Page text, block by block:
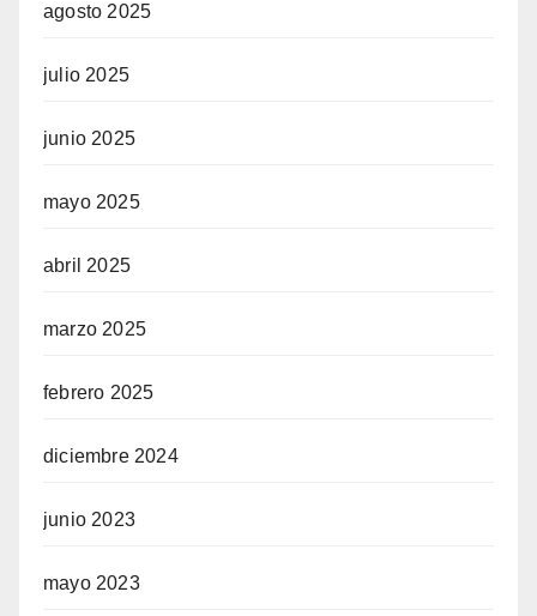
agosto 2025
julio 2025
junio 2025
mayo 2025
abril 2025
marzo 2025
febrero 2025
diciembre 2024
junio 2023
mayo 2023